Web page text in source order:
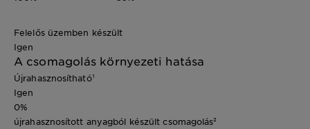
Felelős üzemben készült
Igen
A csomagolás környezeti hatása
Újrahasznosítható¹
Igen
0%
újrahasznosított anyagból készült csomagolás²